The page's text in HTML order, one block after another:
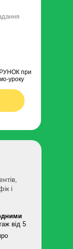
від 5
і
при
уроку